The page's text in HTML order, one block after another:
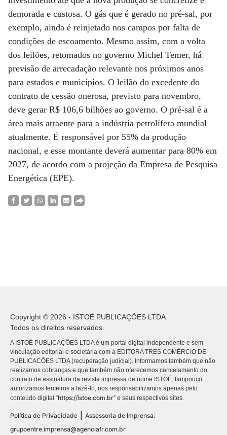
demorada e custosa. O gás que é gerado no pré-sal, por
exemplo, ainda é reinjetado nos campos por falta de
condições de escoamento. Mesmo assim, com a volta
dos leilões, retomados no governo Michel Temer, há
previsão de arrecadação relevante nos próximos anos
para estados e municípios. O leilão do excedente do
contrato de cessão onerosa, previsto para novembro,
deve gerar R$ 106,6 bilhões ao governo. O pré-sal é a
área mais atraente para a indústria petrolífera mundial
atualmente. É responsável por 55% da produção
nacional, e esse montante deverá aumentar para 80% em
2027, de acordo com a projeção da Empresa de Pesquisa
Energética (EPE).
Copyright © 2026 - ISTOÉ PUBLICAÇÕES LTDA
Todos os direitos reservados.
A ISTOÉ PUBLICAÇÕES LTDA é um portal digital independente e sem
vinculação editorial e societária com a EDITORA TRES COMÉRCIO DE
PUBLICACÕES LTDA (recuperação judicial). Informamos também que não
realizamos cobranças e que também não oferecemos cancelamento do
contrato de assinatura da revista impressa de nome ISTOÉ, tampouco
autorizamos terceiros a fazê-lo, nos responsabilizamos apenas pelo
conteúdo digital “https://istoe.com.br” e seus respectivos sites.
Política de Privacidade
Assessoria de Imprensa:
grupoentre.imprensa@agenciafr.com.br